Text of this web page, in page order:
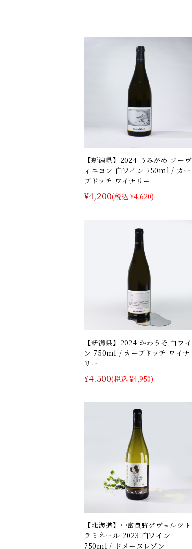
【新潟県】2024 うみがめ ソーヴ
ィニヨン 白ワイン 750ml / カー
ブドッチ ワイナリー
¥4,200(税込 ¥4,620)
【新潟県】2024 かわうそ 白ワイ
ン 750ml / カーブドッチ ワイナ
リー
¥4,500(税込 ¥4,950)
【北海道】中富良野ゲヴェルツト
ラミネール 2023 白ワイン
750ml / ドメーヌレゾン